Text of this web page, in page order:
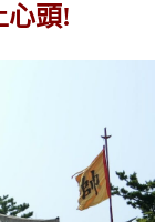
心頭!